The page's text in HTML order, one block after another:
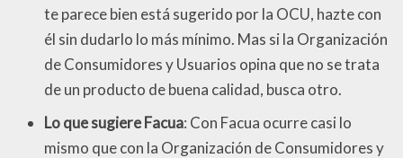
te parece bien está sugerido por la OCU, hazte con
él sin dudarlo lo más mínimo. Mas si la Organización
de Consumidores y Usuarios opina que no se trata
de un producto de buena calidad, busca otro.
Lo que sugiere Facua: Con Facua ocurre casi lo
mismo que con la Organización de Consumidores y